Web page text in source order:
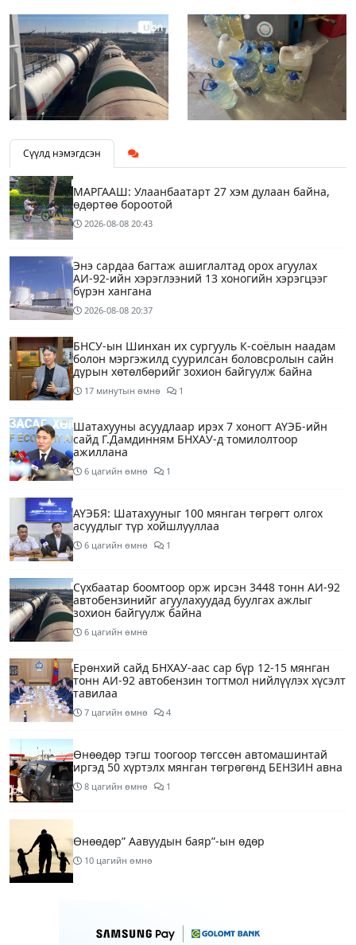
Сүүлд нэмэгдсэн
МАРГААШ: Улаанбаатарт 27 хэм дулаан байна,
өдөртөө бороотой
2026-08-08 20:43
Энэ сардаа багтаж ашиглалтад орох агуулах
АИ-92-ийн хэрэглээний 13 хоногийн хэрэгцээг
бүрэн хангана
2026-08-08 20:37
БНСУ-ын Шинхан их сургууль К-соёлын наадам
болон мэргэжилд суурилсан боловсролын сайн
дурын хөтөлбөрийг зохион байгуулж байна
17 минутын өмнө 1
Шатахууны асуудлаар ирэх 7 хоногт АҮЭБ-ийн
сайд Г.Дамдинням БНХАУ-д томилолтоор
ажиллана
6 цагийн өмнө 1
АҮЭБЯ: Шатахууныг 100 мянган төгрөгт олгох
асуудлыг түр хойшлууллаа
6 цагийн өмнө 1
Сүхбаатар боомтоор орж ирсэн 3448 тонн АИ-92
автобензинийг агуулахуудад буулгах ажлыг
зохион байгуулж байна
6 цагийн өмнө
Ерөнхий сайд БНХАУ-аас сар бүр 12-15 мянган
тонн АИ-92 автобензин тогтмол нийлүүлэх хүсэлт
тавилаа
7 цагийн өмнө 4
Өнөөдөр тэгш тоогоор төгссөн автомашинтай
иргэд 50 хүртэлх мянган төгрөгөнд БЕНЗИН авна
8 цагийн өмнө 1
Өнөөдөр” Аавуудын баяр”-ын өдөр
10 цагийн өмнө
Улаанбаатарт 31 хэм дулаан байна
12 цагийн өмнө